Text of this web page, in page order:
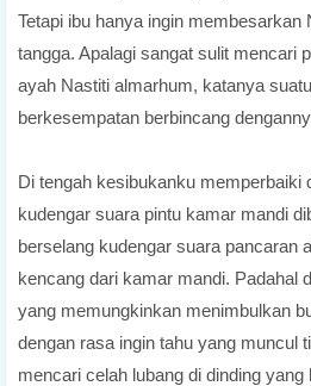
Tetapi ibu hanya ingin membesarkan
tangga. Apalagi sangat sulit mencari
ayah Nastiti almarhum, katanya
berkesempatan berbincang
Di tengah kesibukanku memperbaiki
kudengar suara pintu kamar mandi
berselang kudengar suara pancaran
kencang dari kamar mandi. Padahal
yang memungkinkan menimbulkan
dengan rasa ingin tahu yang muncul
mencari celah lubang di dinding yang